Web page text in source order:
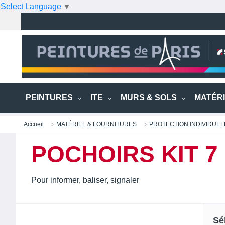
Select Language ▼
PEINTURES ITE MURS & SOLS
Accueil MATÉRIEL & FOURNITURES PROTECTION
POCHOIRS KIT 7
Pour informer, baliser, signaler